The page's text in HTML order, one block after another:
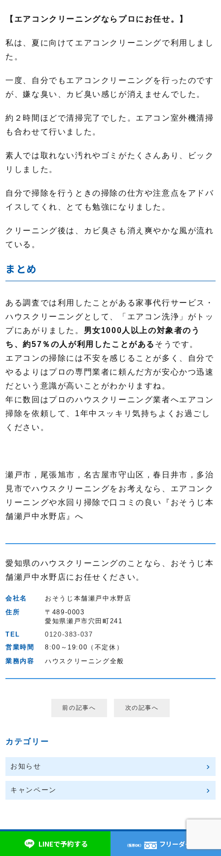
【エアコンクリーニングならプロにお任せ。】
私は、夏に向けてエアコンクリーニングで利用しまし
た。
一度、自分でもエアコンクリーニングを行ったのです
が、嫌な臭い、カビ臭い感じが消えませんでした。
約２時間ほどで清掃完了でした。エアコン室外機清掃
も合わせて行いました。
素人では取れない汚れやゴミがたくさんあり、ビック
リしました。
自分で掃除を行うときの掃除の仕方や注意点をアドバ
イスしてくれ、とても勉強になりました。
クリーニング後は、カビ臭さも消え爽やかな風が流れ
ている。
まとめ
ある調査では利用したことがある家事代行サービス・
ハウスクリーニングとして、「エアコン洗浄」がトッ
プにあがりました。 男女1000人以上の対象者のう
ち、約57％の人が利用したことがある そうです。
エアコンの掃除には不安を感じることが多く、自分で
やるよりはプロの専門業者に頼んだ方が安心かつ迅速
だという意識が高いことがわかりますね。
年に数回はプロのハウスクリーニング業者へエアコン
掃除を依頼して、1年中スッキリ気持ちよくお過ごし
ください。
瀬戸市，尾張旭市，名古屋市守山区，春日井市，多治
見市でハウスクリーニングをお考えなら、エアコンク
リーニングや水回り掃除で口コミの良い『おそうじ本
舗瀬戸中水野店』へ
愛知県のハウスクリーニングのことなら、おそうじ本
舗瀬戸中水野店にお任せください。
会社名
おそうじ本舗瀬戸中水野店
住所
〒489-0003
愛知県瀬戸市穴田町241
TEL
0120-383-037
営業時間
8:00～19:00（不定休）
業務内容
ハウスクリーニング全般
前の記事へ 次の記事へ
カテゴリー
お知らせ
キャンペーン
LINEで予約する フリーダイヤル